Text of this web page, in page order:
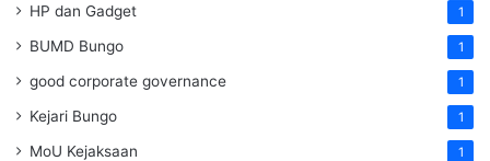
HP dan Gadget 1
BUMD Bungo 1
good corporate governance 1
Kejari Bungo 1
MoU Kejaksaan 1